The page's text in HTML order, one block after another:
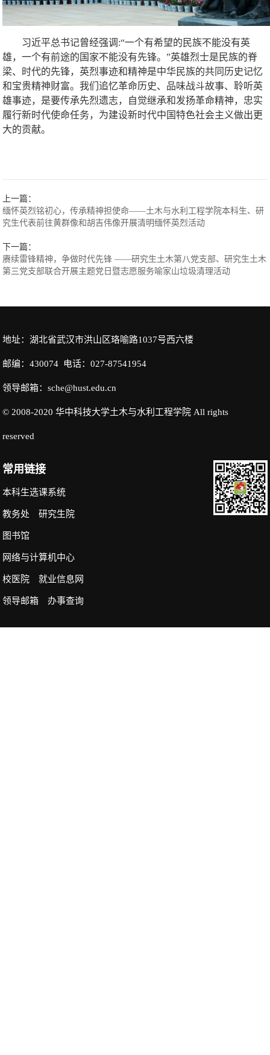
习近平总书记曾经强调 :“一个有希望的民族不能没有英
雄，一个有前途的国家不能没有先锋。”英雄烈士是民族的脊
梁、时代的先锋，英烈事迹和精神是中华民族的共同历史记忆
和宝贵精神财富。我们追忆革命历史、品味战斗故事、聆听英
雄事迹，是要传承先烈遗志，自觉继承和发扬革命精神，忠实
履行新时代使命任务，为建设新时代中国特色社会主义做出更
大的贡献。
上一篇：
缅怀英烈铭初心，传承精神担使命——土木与水利工程学院本科生、研
究生代表前往黄群像和胡吉伟像开展清明缅怀英烈活动
下一篇：
赓续雷锋精神，争做时代先锋 ——研究生土木第八党支部、研究生土木
第三党支部联合开展主题党日暨志愿服务喻家山垃圾清理活动
地址：湖北省武汉市洪山区珞喻路1037号西六楼
邮编：430074 电话：027-87541954
领导邮箱：sche@hust.edu.cn
© 2008-2020 华中科技大学土木与水利工程学院 All rights
reserved
常用链接
本科生选课系统
教务处 研究生院
图书馆
网络与计算机中心
校医院 就业信息网
领导邮箱 办事查询